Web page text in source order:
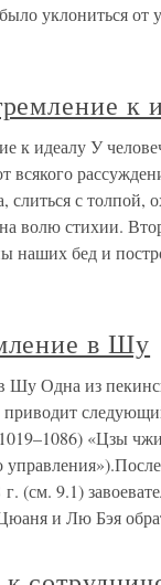
уклониться от
к
к идеалу У
всякого
слиться с толпой,
волю стихии.
наших бед и
в Шу
Шу Одна из
приводит
«Цзы
(см. 9.1)
и Лю Бэя